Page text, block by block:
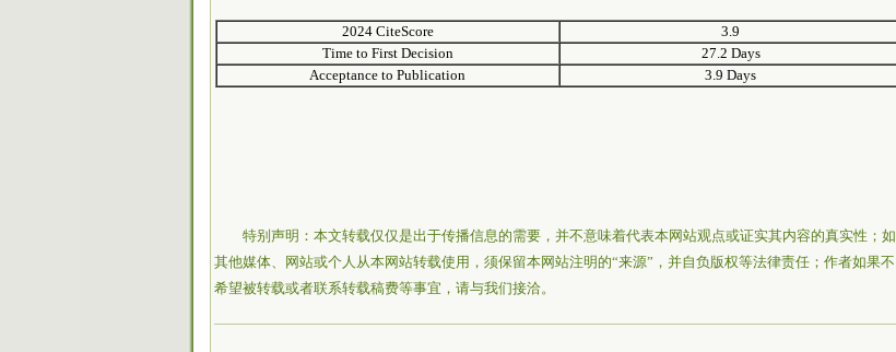
2024 CiteScore
3.9
Time to First Decision
27.2 Days
Acceptance to Publication
3.9 Days
特别声明：本文转载仅仅是出于传播信息的需要，并不意味着代表本网站观点或证实其内容的真实性；如
其他媒体、网站或个人从本网站转载使用，须保留本网站注明的“来源”，并自负版权等法律责任；作者如果不
希望被转载或者联系转载稿费等事宜，请与我们接洽。